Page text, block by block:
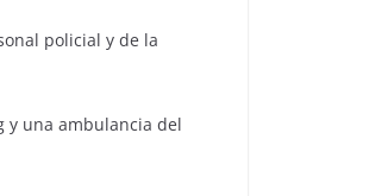
policial y de la
y una ambulancia del